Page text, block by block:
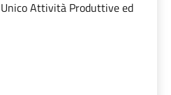
Attività Produttive ed